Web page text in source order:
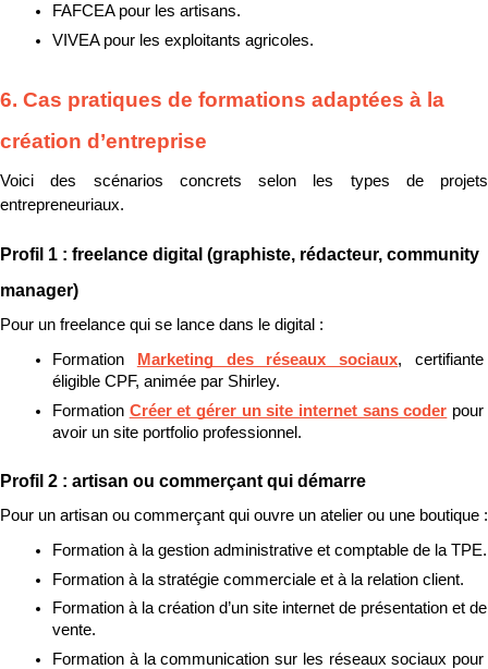
FAFCEA pour les artisans.
VIVEA pour les exploitants agricoles.
6. Cas pratiques de formations adaptées à la
création d’entreprise
Voici des scénarios concrets selon les types de projets
entrepreneuriaux.
Profil 1 : freelance digital (graphiste, rédacteur, community
manager)
Pour un freelance qui se lance dans le digital :
Formation
Marketing des réseaux sociaux, certifiante
éligible CPF, animée par Shirley.
Formation Créer et gérer un site internet sans coder pour
avoir un site portfolio professionnel.
Profil 2 : artisan ou commerçant qui démarre
Pour un artisan ou commerçant qui ouvre un atelier ou une boutique :
Formation à la gestion administrative et comptable de la TPE.
Formation à la stratégie commerciale et à la relation client.
Formation à la création d’un site internet de présentation et de
vente.
Formation à la communication sur les réseaux sociaux pour